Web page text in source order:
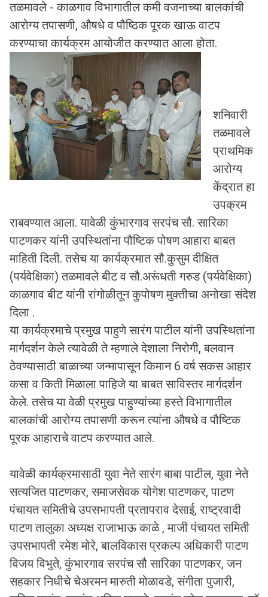
तळमावले - काळगाव विभागातील कमी वजनाच्या बालकांची
आरोग्य तपासणी, औषधे व पौष्ठिक पूरक खाऊ वाटप
करण्याचा कार्यक्रम आयोजीत करण्यात आला होता.
शनिवारी
तळमावले
प्राथमिक
आरोग्य
केंद्रात हा
उपक्रम
राबवण्यात आला. यावेळी कुंभारगाव सरपंच सौ. सारिका
पाटणकर यांनी उपस्थितांना पौष्टिक पोषण आहारा बाबत
माहिती दिली. तसेच या कार्यक्रमात सौ.कुसुम दीक्षित
(पर्यवेक्षिका) तळमावले बीट व सौ.अरूंधती गरुड (पर्यवेक्षिका)
काळगाव बीट यांनी रांगोळीतून कुपोषण मुक्तीचा अनोखा संदेश
दिला .
या कार्यक्रमाचे प्रमुख पाहुणे सारंग पाटील यांनी उपस्थितांना
मार्गदर्शन केले त्यावेळी ते म्हणाले देशाला निरोगी, बलवान
ठेवण्यासाठी बाळाच्या जन्मापासून किमान 6 वर्ष सकस आहार
कसा व किती मिळाला पाहिजे या बाबत साविस्तर मार्गदर्शन
केले. तसेच या वेळी प्रमुख पाहुण्यांच्या हस्ते विभागातील
बालकांची आरोग्य तपासणी करून त्यांना औषधे व पौष्टिक
पूरक आहाराचे वाटप करण्यात आले.
यावेळी कार्यक्रमासाठी युवा नेते सारंग बाबा पाटील, युवा नेते
सत्यजित पाटणकर, समाजसेवक योगेश पाटणकर, पाटण
पंचायत समितीचे उपसभापती प्रतापराव देसाई, राष्ट्रवादी
पाटण तालुका अध्यक्ष राजाभाऊ काळे , माजी पंचायत समिती
उपसभापती रमेश मोरे, बालविकास प्रकल्प अधिकारी पाटण
विजय विभुते, कुंभारगाव सरपंच सौ सारिका पाटणकर, जन
सहकार निधीचे चेअरमन मारुती मोळावडे, संगीता पुजारी,